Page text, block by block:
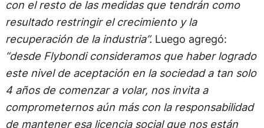
con el resto de las medidas que tendrán como
resultado restringir el crecimiento y la
recuperación de la industria”. Luego agregó:
“desde Flybondi consideramos que haber logrado
este nivel de aceptación en la sociedad a tan solo
4 años de comenzar a volar, nos invita a
comprometernos aún más con la responsabilidad